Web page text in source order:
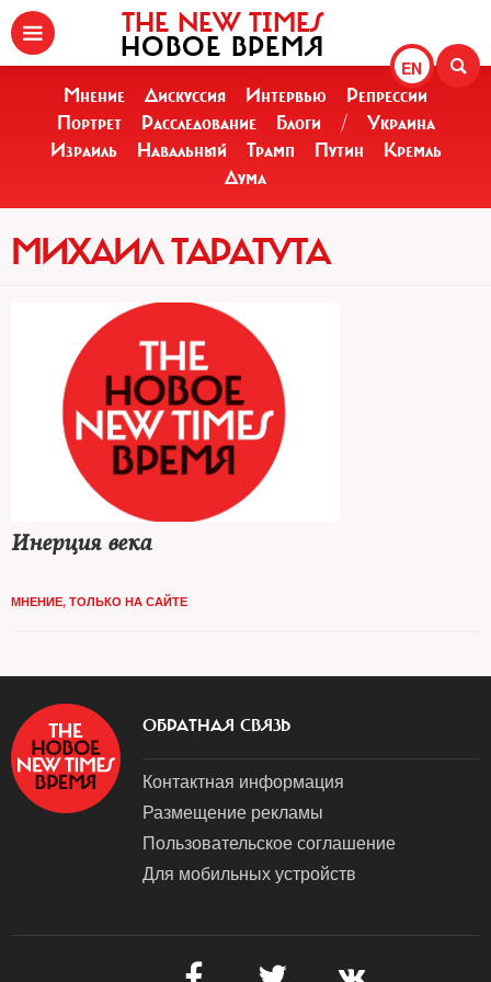
EN
THE NEW TIMES
НОВОЕ ВРЕМЯ
Мнение Дискуссия Интервью
Репрессии
Портрет
Расследование Блоги /
Украина
Израиль
Навальный Трамп Путин
Кремль
Дума
МИХАИЛ ТАРАТУТА
Инерция века
МНЕНИЕ, ТОЛЬКО НА САЙТЕ
ОБРАТНАЯ СВЯЗЬ
Контактная информация
Размещение рекламы
Пользовательское соглашение
Для мобильных устройств